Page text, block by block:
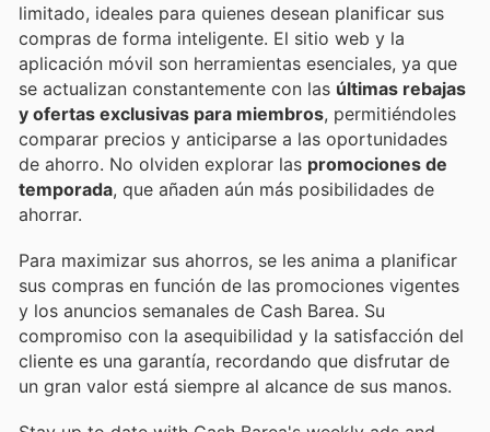
limitado, ideales para quienes desean planificar sus
compras de forma inteligente. El sitio web y la
aplicación móvil son herramientas esenciales, ya que
se actualizan constantemente con las últimas rebajas
y ofertas exclusivas para miembros, permitiéndoles
comparar precios y anticiparse a las oportunidades
de ahorro. No olviden explorar las promociones de
temporada, que añaden aún más posibilidades de
ahorrar.
Para maximizar sus ahorros, se les anima a planificar
sus compras en función de las promociones vigentes
y los anuncios semanales de Cash Barea. Su
compromiso con la asequibilidad y la satisfacción del
cliente es una garantía, recordando que disfrutar de
un gran valor está siempre al alcance de sus manos.